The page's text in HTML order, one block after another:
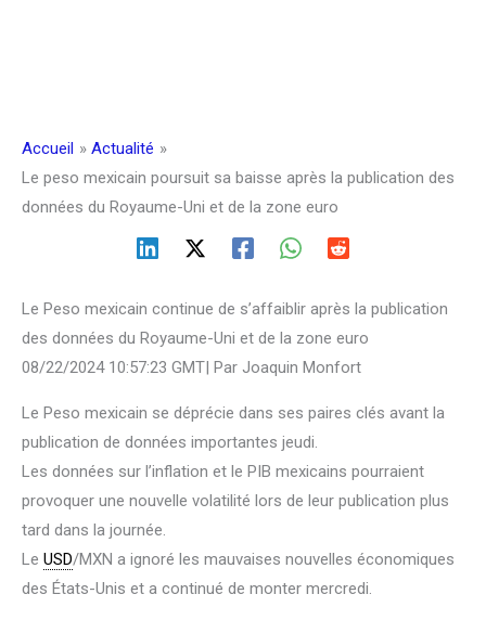
Accueil
Actualité
Le peso mexicain poursuit sa baisse après la publication des
données du Royaume-Uni et de la zone euro
Le Peso mexicain continue de s’affaiblir après la publication
des données du Royaume-Uni et de la zone euro
08/22/2024 10:57:23 GMT| Par Joaquin Monfort
Le Peso mexicain se déprécie dans ses paires clés avant la
publication de données importantes jeudi.
Les données sur l’inflation et le PIB mexicains pourraient
provoquer une nouvelle volatilité lors de leur publication plus
tard dans la journée.
Le USD/MXN a ignoré les mauvaises nouvelles économiques
des États-Unis et a continué de monter mercredi.